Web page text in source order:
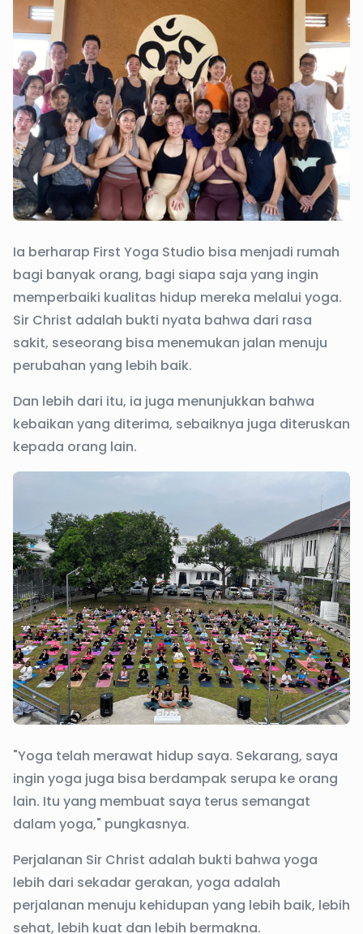
Ia berharap First Yoga Studio bisa menjadi rumah
bagi banyak orang, bagi siapa saja yang ingin
memperbaiki kualitas hidup mereka melalui yoga.
Sir Christ adalah bukti nyata bahwa dari rasa
sakit, seseorang bisa menemukan jalan menuju
perubahan yang lebih baik.
Dan lebih dari itu, ia juga menunjukkan bahwa
kebaikan yang diterima, sebaiknya juga diteruskan
kepada orang lain.
"Yoga telah merawat hidup saya. Sekarang, saya
ingin yoga juga bisa berdampak serupa ke orang
lain. Itu yang membuat saya terus semangat
dalam yoga," pungkasnya.
Perjalanan Sir Christ adalah bukti bahwa yoga
lebih dari sekadar gerakan, yoga adalah
perjalanan menuju kehidupan yang lebih baik, lebih
sehat, lebih kuat dan lebih bermakna.